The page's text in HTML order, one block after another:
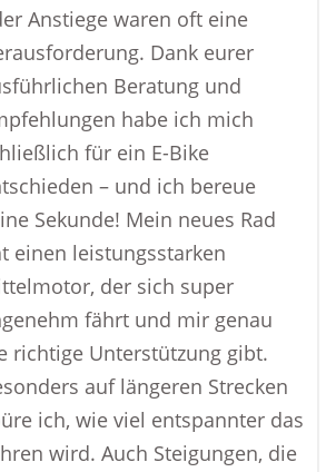
Anstiege waren oft eine
Dank eurer
Beratung und
habe ich mich
für ein E-Bike
– und ich bereue
Sekunde! Mein neues Rad
einen leistungsstarken
der sich super
fährt und mir genau
richtige Unterstützung gibt.
auf längeren Strecken
ich, wie viel entspannter das
wird. Auch Steigungen, die